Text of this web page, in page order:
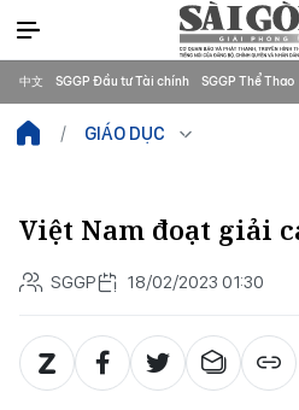
中文 SGGP Đầu tư Tài chính SGGP Thể Thao
GIÁO DỤC
Việt Nam đoạt giải
SGGP 18/02/2023 01:30